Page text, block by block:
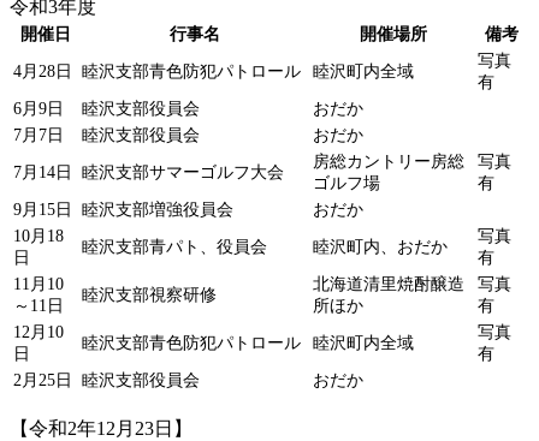
令和3年度
開催日 行事名 開催場所 備考
4月28日 睦沢支部青色防犯パトロール 睦沢町内全域
写真
有
6月9日
睦沢支部役員会
おだか
7月7日
睦沢支部役員会 おだか
7月14日 睦沢支部サマーゴルフ大会
房総カントリー房総
ゴルフ場
写真
有
9月15日
睦沢支部増強役員会
おだか
10月18
日
睦沢支部青パト、役員会 睦沢町内、おだか
写真
有
11月10
～11日
睦沢支部視察研修
北海道清里焼酎醸造
所ほか
写真
有
12月10
日
睦沢支部青色防犯パトロール 睦沢町内全域
写真
有
2月25日
睦沢支部役員会 おだか
【令和2年12月23日】